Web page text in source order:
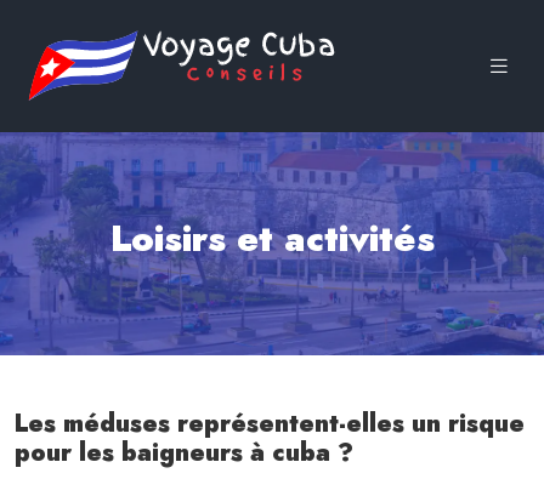
Loisirs et activités
Les méduses représentent-elles un risque
pour les baigneurs à cuba ?